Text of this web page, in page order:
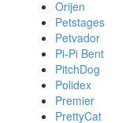
Orijen
Petstages
Petvador
Pi-Pi Bent
PitchDog
Polidex
Premier
PrettyCat